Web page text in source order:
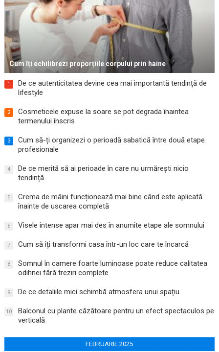
Cum îți echilibrezi proporțiile corpului prin haine
1
De ce autenticitatea devine cea mai importantă tendință de
lifestyle
2
Cosmeticele expuse la soare se pot degrada înaintea
termenului înscris
3
Cum să-ți organizezi o perioadă sabatică între două etape
profesionale
4
De ce merită să ai perioade în care nu urmărești nicio
tendință
5
Crema de mâini funcționează mai bine când este aplicată
înainte de uscarea completă
6 Visele intense apar mai des în anumite etape ale somnului
7 Cum să îți transformi casa într-un loc care te încarcă
8
Somnul în camere foarte luminoase poate reduce calitatea
odihnei fără treziri complete
9 De ce detaliile mici schimbă atmosfera unui spațiu
10
Balconul cu plante căzătoare pentru un efect spectaculos pe
verticală
FEBRUARIE 2025